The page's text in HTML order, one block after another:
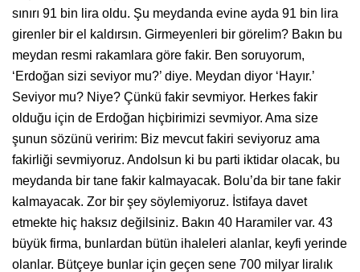
sınırı 91 bin lira oldu. Şu meydanda evine ayda 91 bin lira
girenler bir el kaldırsın. Girmeyenleri bir görelim? Bakın bu
meydan resmi rakamlara göre fakir. Ben soruyorum,
‘Erdoğan sizi seviyor mu?’ diye. Meydan diyor ‘Hayır.’
Seviyor mu? Niye? Çünkü fakir sevmiyor. Herkes fakir
olduğu için de Erdoğan hiçbirimizi sevmiyor. Ama size
şunun sözünü veririm: Biz mevcut fakiri seviyoruz ama
fakirliği sevmiyoruz. Andolsun ki bu parti iktidar olacak, bu
meydanda bir tane fakir kalmayacak. Bolu’da bir tane fakir
kalmayacak. Zor bir şey söylemiyoruz. İstifaya davet
etmekte hiç haksız değilsiniz. Bakın 40 Haramiler var. 43
büyük firma, bunlardan bütün ihaleleri alanlar, keyfi yerinde
olanlar. Bütçeye bunlar için geçen sene 700 milyar liralık